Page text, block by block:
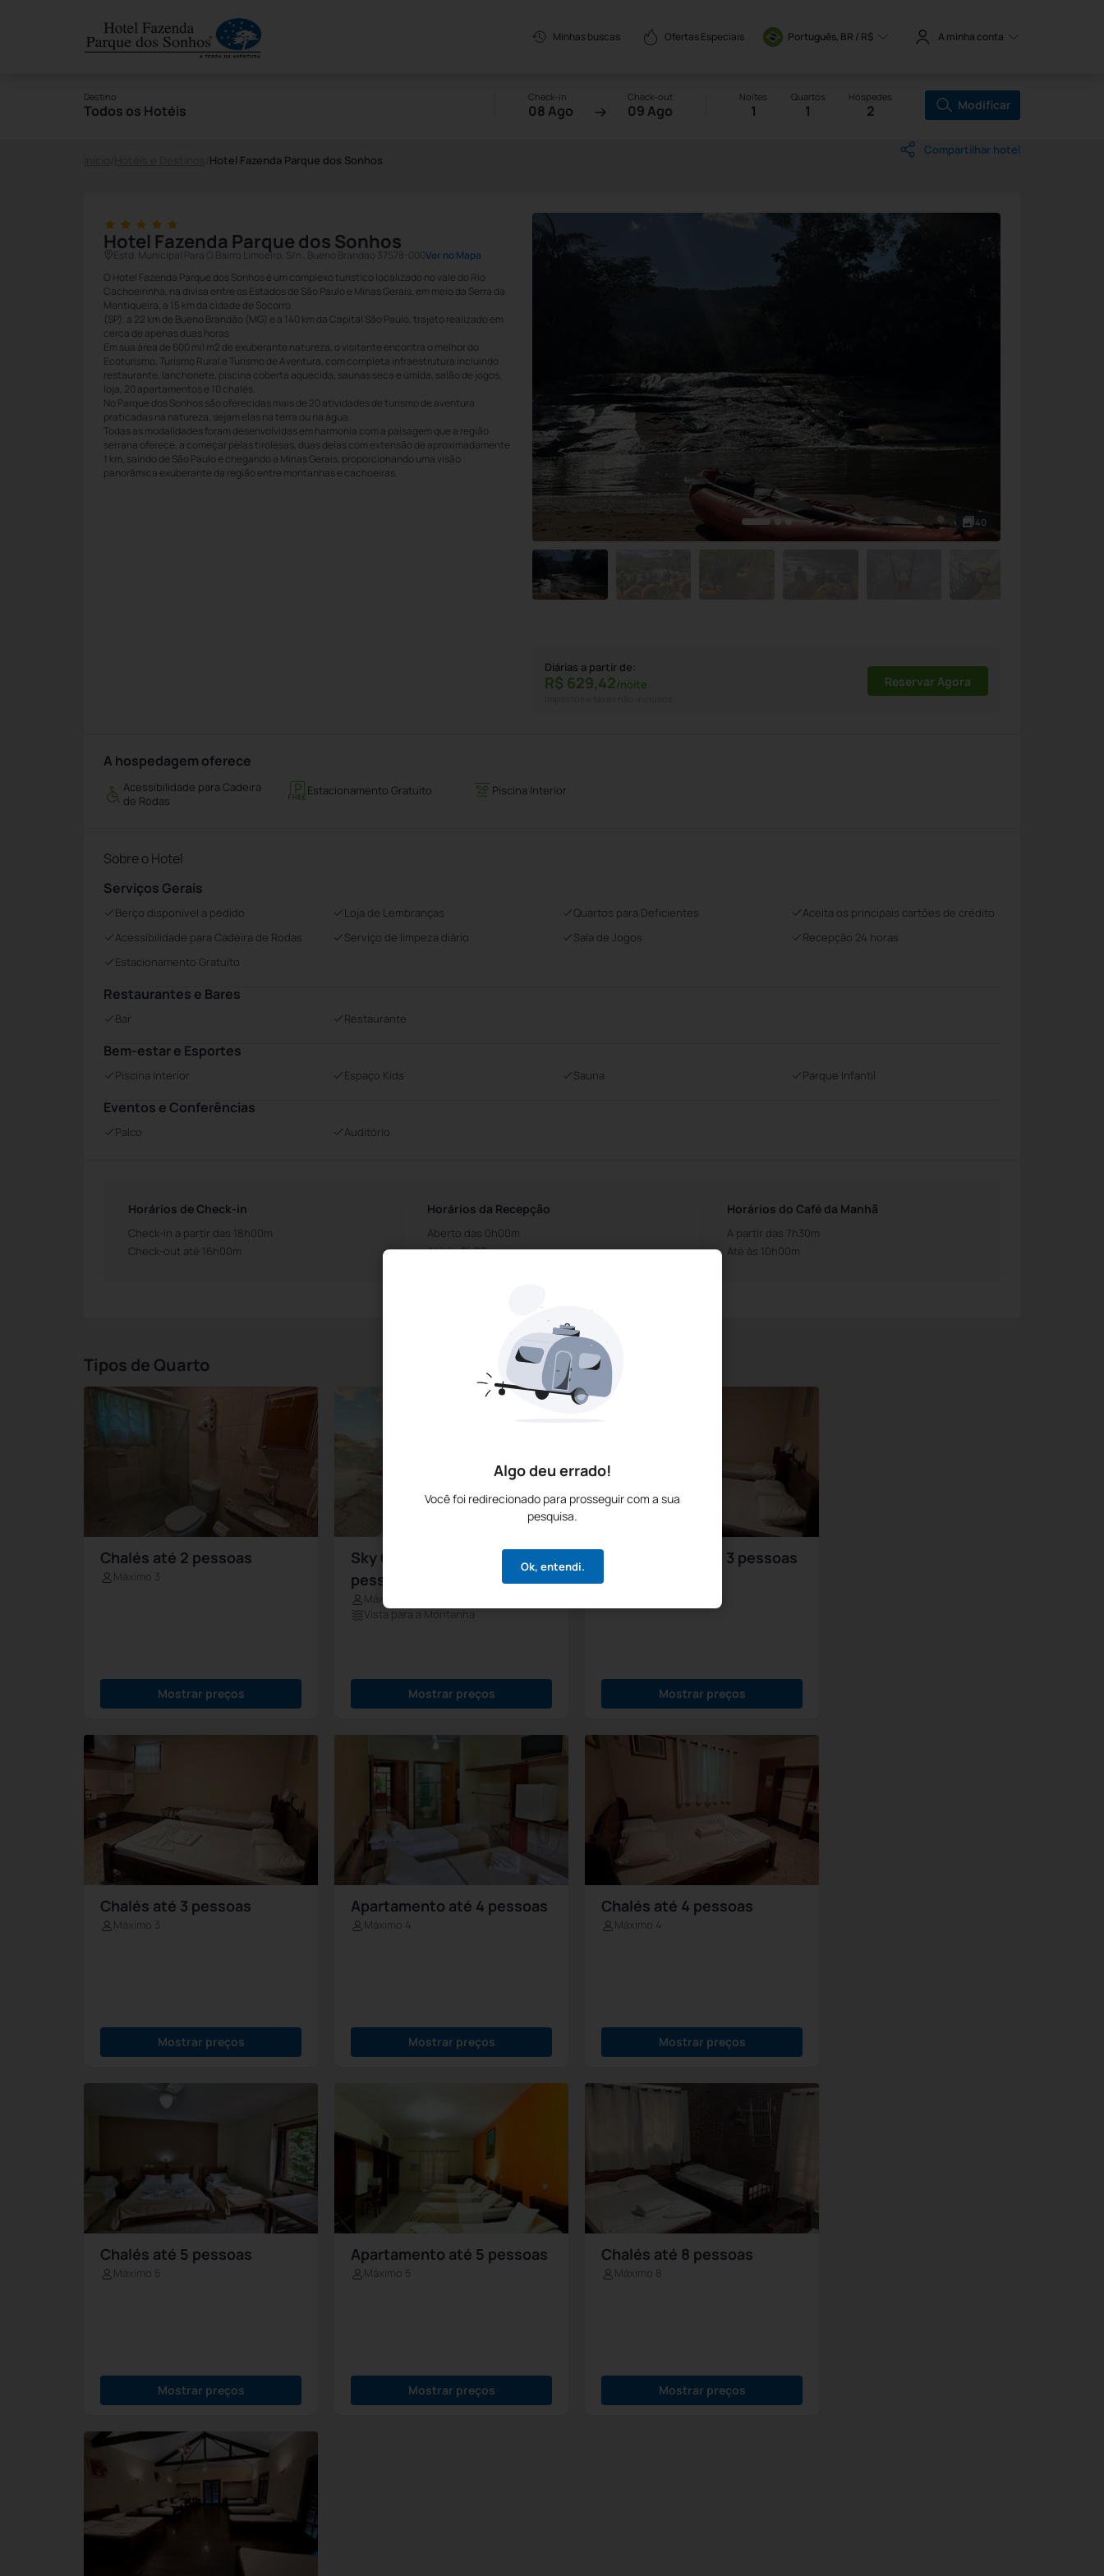
Minhas buscas Ofertas Especiais Português, BR / R$ A minha conta
Algo deu errado!
Você foi redirecionado para prosseguir com a sua
pesquisa.
Ok, entendi.
Destino
Todos os Hotéis
Check-in
08 Ago
Check-out
09 Ago
Noites
1
Quartos
1
Hóspedes
2 Modificar
Hotel Fazenda Parque dos Sonhos
Compartilhar hotel
Hotel Fazenda Parque dos Sonhos
Estd. Municipal Para O Bairro Limoeiro, S/n , Bueno Brandao 37578-000Ver no Mapa
O Hotel Fazenda Parque dos Sonhos é um complexo turístico localizado no vale do Rio
Cachoeirinha, na divisa entre os Estados de São Paulo e Minas Gerais, em meio da Serra da
Mantiqueira, a 15 km da cidade de Socorro
(SP), a 22 km de Bueno Brandão (MG) e a 140 km da Capital São Paulo, trajeto realizado em
cerca de apenas duas horas
Em sua área de 600 mil m2 de exuberante natureza, o visitante encontra o melhor do
Ecoturismo, Turismo Rural e Turismo de Aventura, com completa infraestrutura incluindo
restaurante, lanchonete, piscina coberta aquecida, saunas seca e úmida, salão de jogos,
loja, 20 apartamentos e 10 chalés.
No Parque dos Sonhos são oferecidas mais de 20 atividades de turismo de aventura
praticadas na natureza, sejam elas na terra ou na água.
Todas as modalidades foram desenvolvidas em harmonia com a paisagem que a região
serrana oferece, a começar pelas tirolesas, duas delas com extensão de aproximadamente
1 km, saindo de São Paulo e chegando a Minas Gerais, proporcionando uma visão
panorâmica exuberante da região entre montanhas e cachoeiras.
40
Diárias a partir de:
R$ 629,42/noite Reservar Agora
A hospedagem oferece
Acessibilidade para Cadeira
de Rodas
Estacionamento Gratuito Piscina Interior
Sobre o Hotel
Serviços Gerais
Berço disponivel a pedido Loja de Lembranças Quartos para Deficientes
Aceita os principais cartões de crédito
Acessibilidade para Cadeira de Rodas
Serviço de limpeza diário Sala de Jogos
Recepção 24 horas
Estacionamento Gratuito
Restaurantes e Bares
Bar Restaurante
Bem-estar e Esportes
Piscina Interior Espaço Kids Sauna Parque Infantil
Eventos e Conferências
Palco Auditório
Horários de Check-in
Check-in a partir das 18h00m
Check-out até 16h00m
Horários da Recepção
Aberto das 0h00m
Até às 0h00m
Horários do Café da Manhã
A partir das 7h30m
Até às 10h00m
Tipos de Quarto
Chalés até 2 pessoas
Máximo 3
Mostrar preços
Sky Cápsulas até 02
pessoas
Máximo 3
Vista para a Montanha
Mostrar preços
Apartamento até 3 pessoas
Mostrar preços
Chalés até 3 pessoas
Máximo 3
Mostrar preços
Apartamento até 4 pessoas
Máximo 4
Mostrar preços
Chalés até 4 pessoas
Máximo 4
Mostrar preços
Chalés até 5 pessoas
Máximo 5
Mostrar preços
Apartamento até 5 pessoas
Máximo 5
Mostrar preços
Chalés até 8 pessoas
Máximo 8
Mostrar preços